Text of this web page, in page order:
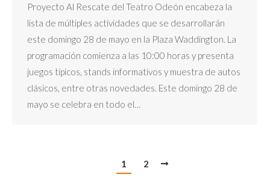
Proyecto Al Rescate del Teatro Odeón encabeza la
lista de múltiples actividades que se desarrollarán
este domingo 28 de mayo en la Plaza Waddington. La
programación comienza a las 10:00 horas y presenta
juegos típicos, stands informativos y muestra de autos
clásicos, entre otras novedades. Este domingo 28 de
mayo se celebra en todo el…
1 2